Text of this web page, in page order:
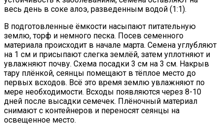
весь день в соке алоэ, разведенным водой (1:1).
В подготовленные ёмкости насыпают питательную
землю, торф и немного песка. Посев семенного
материала происходит в начале марта. Семена углубляют
на 1 см и присыпают слегка землёй, затем уплотняют и
увлажняют почву. Схема посадки 3 см на 3 см. Накрыв
тару плёнкой, сеянцы помещают в тёплое место до
первых всходов. Всё это время землю увлажняют по
мере необходимости. Всходы появляются через 8-10
дней после высадки семечек. Плёночный материал
снимают с контейнеров и переносят сеянцы на
освещенное место.